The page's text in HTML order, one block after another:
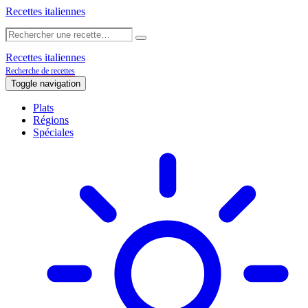
Recettes italiennes
Recettes italiennes
Recherche de recettes
Toggle navigation
Plats
Régions
Spéciales